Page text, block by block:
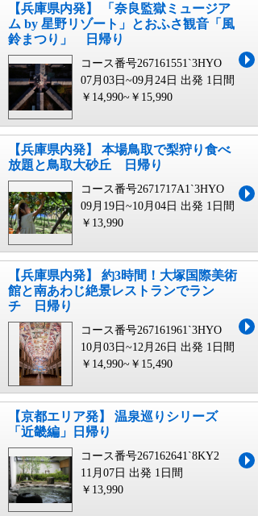
【兵庫県内発】 「奈良監獄ミュージア
ム by 星野リゾート」とおふさ観音「風
鈴まつり」 日帰り
コース番号267161551`3HYO
07月03日~09月24日 出発 1日間
￥14,990~￥15,990
【兵庫県内発】 本場鳥取で梨狩り食べ
放題と鳥取大砂丘 日帰り
コース番号2671717A1`3HYO
09月19日~10月04日 出発 1日間
￥13,990
【兵庫県内発】 約3時間！大塚国際美術
館と南あわじ絶景レストランでラン
チ 日帰り
コース番号267161961`3HYO
10月03日~12月26日 出発 1日間
￥14,990~￥15,490
【京都エリア発】 温泉巡りシリーズ
「近畿編」日帰り
コース番号267162641`8KY2
11月07日 出発 1日間
￥13,990